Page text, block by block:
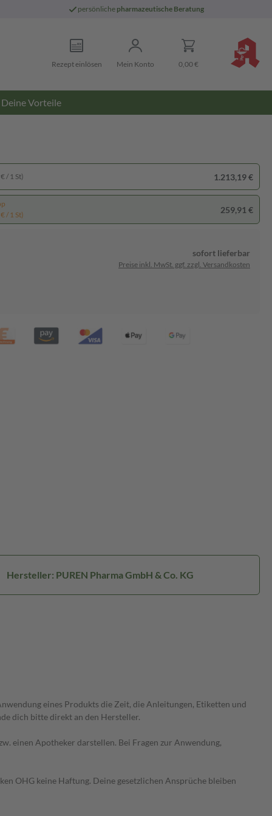
persönliche pharmazeutische Beratung
Rezept einlösen Mein Konto 0,00 €
Deine Vorteile
/ 1 St) 1.213,19 €
/ 1 St)
259,91 €
sofort lieferbar
Preise inkl. MwSt. ggf. zzgl. Versandkosten
Hersteller: PUREN Pharma GmbH & Co. KG
eines Produkts die Zeit, die Anleitungen, Etiketten und
dich bitte direkt an den Hersteller.
einen Apotheker darstellen. Bei Fragen zur Anwendung,
OHG keine Haftung. Deine gesetzlichen Ansprüche bleiben